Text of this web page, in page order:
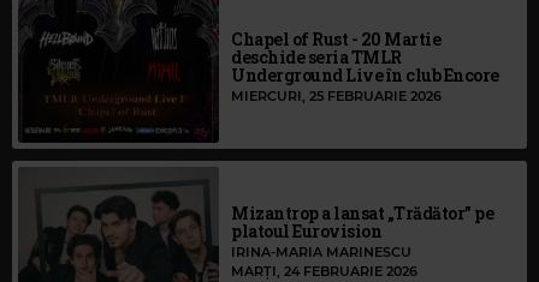
Chapel of Rust - 20 Martie
deschide seria TMLR
Underground Live în club Encore
MIERCURI, 25 FEBRUARIE 2026
Mizantrop a lansat „Trădător” pe
platoul Eurovision
IRINA-MARIA MARINESCU
MARȚI, 24 FEBRUARIE 2026